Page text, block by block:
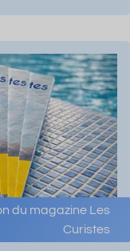
du magazine Les
Curistes